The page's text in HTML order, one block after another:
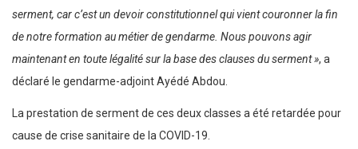
serment, car c’est un devoir constitutionnel qui vient couronner la fin
de notre formation au métier de gendarme. Nous pouvons agir
maintenant en toute légalité sur la base des clauses du serment », a
déclaré le gendarme-adjoint Ayédé Abdou.
La prestation de serment de ces deux classes a été retardée pour
cause de crise sanitaire de la COVID-19.